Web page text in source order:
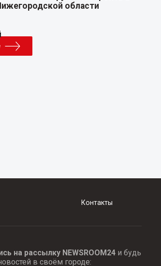
области
Контакты
на рассылку NEWSROOM24и будь
в своём городе: